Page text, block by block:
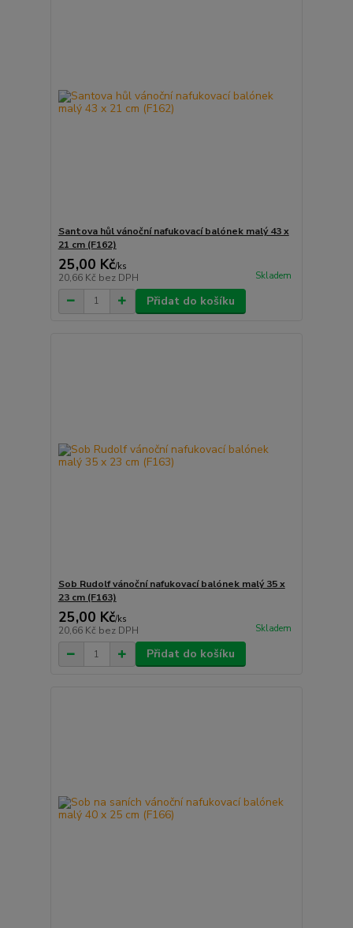
Santova hůl vánoční nafukovací balónek malý 43 x
21 cm (F162)
25,00 Kč/ks
20,66 Kč bez DPH Skladem
Přidat do košíku
Sob Rudolf vánoční nafukovací balónek malý 35 x
23 cm (F163)
25,00 Kč/ks
20,66 Kč bez DPH Skladem
Přidat do košíku